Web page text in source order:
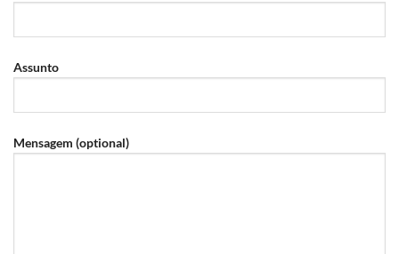
Assunto
Mensagem (optional)